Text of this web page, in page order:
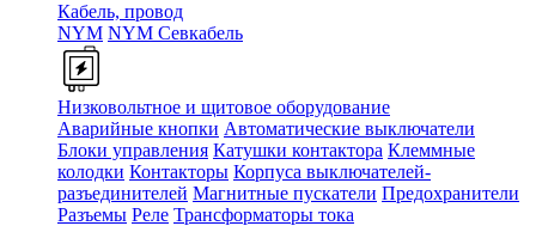
Кабель, провод
NYM NYM Севкабель
Низковольтное и щитовое оборудование
Аварийные кнопки Автоматические выключатели
Блоки управления Катушки контактора Клеммные
колодки Контакторы Корпуса выключателей-
разъединителей Магнитные пускатели Предохранители
Разъемы Реле Трансформаторы тока